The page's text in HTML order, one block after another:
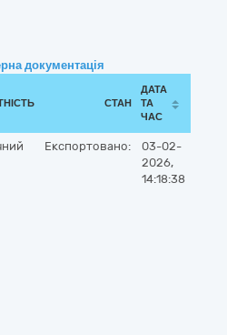
документація
СТАН
ДАТА
ТА
ЧАС
Експортовано:
03-02-
2026,
14:18:38